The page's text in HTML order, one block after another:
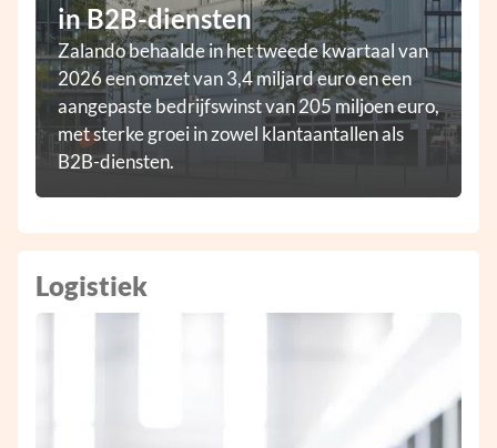
in B2B-diensten
Zalando behaalde in het tweede kwartaal van
2026 een omzet van 3,4 miljard euro en een
aangepaste bedrijfswinst van 205 miljoen euro,
met sterke groei in zowel klantaantallen als
B2B-diensten.
Logistiek